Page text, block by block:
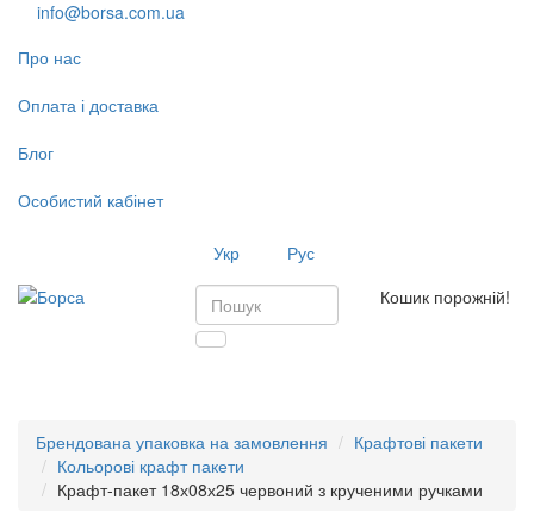
info@borsa.com.ua
Про нас
Оплата і доставка
Блог
Особистий кабінет
Укр
Рус
Кошик порожній!
Брендована упаковка на замовлення
Крафтові пакети
Кольорові крафт пакети
Крафт-пакет 18х08х25 червоний з крученими ручками